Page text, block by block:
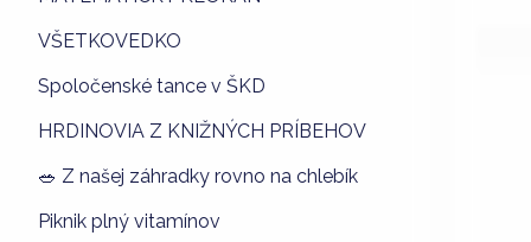
VŠETKOVEDKO
Spoločenské tance v ŠKD
HRDINOVIA Z KNIŽNÝCH PRÍBEHOV
🥗 Z našej záhradky rovno na chlebík
Piknik plný vitamínov